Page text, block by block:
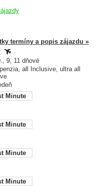
termíny a popis zájazdu »
9, 11 dňové
all Inclusive, ultra all
Minute
Minute
Minute
Minute